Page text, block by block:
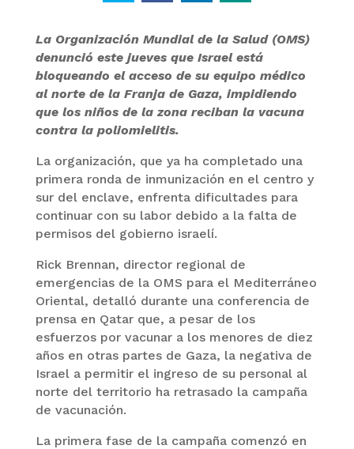
La Organización Mundial de la Salud (OMS)
denunció este jueves que Israel está
bloqueando el acceso de su equipo médico
al norte de la Franja de Gaza, impidiendo
que los niños de la zona reciban la vacuna
contra la poliomielitis.
La organización, que ya ha completado una
primera ronda de inmunización en el centro y
sur del enclave, enfrenta dificultades para
continuar con su labor debido a la falta de
permisos del gobierno israelí.
Rick Brennan, director regional de
emergencias de la OMS para el Mediterráneo
Oriental, detalló durante una conferencia de
prensa en Qatar que, a pesar de los
esfuerzos por vacunar a los menores de diez
años en otras partes de Gaza, la negativa de
Israel a permitir el ingreso de su personal al
norte del territorio ha retrasado la campaña
de vacunación.
La primera fase de la campaña comenzó en